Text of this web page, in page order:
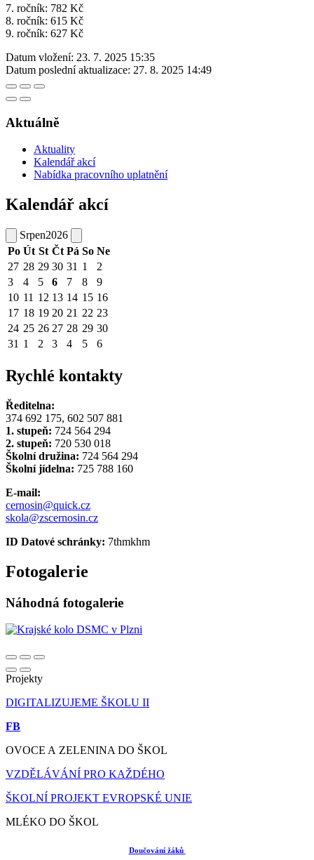
7. ročník: 782 Kč
8. ročník: 615 Kč
9. ročník: 627 Kč
Datum vložení: 23. 7. 2025 15:35
Datum poslední aktualizace: 27. 8. 2025 14:49
Aktuálně
Aktuality
Kalendář akcí
Nabídka pracovního uplatnění
Kalendář akcí
Srpen2026
Po Út St Čt Pá So Ne
27 28 29 30 31 1
2
3
4 5 6 7 8
9
10 11 12 13 14 15 16
17 18 19 20 21 22 23
24 25 26 27 28 29 30
31 1 2 3 4 5 6
Rychlé kontakty
Ředitelna:
374 692 175, 602 507 881
1. stupeň: 724 564 294
2. stupeň: 720 530 018
Školní družina: 724 564 294
Školní jídelna: 725 788 160
E-mail:
cernosin@quick.cz
skola@zscernosin.cz
ID Datové schránky: 7thmkhm
Fotogalerie
Náhodná fotogalerie
Projekty
DIGITALIZUJEME ŠKOLU II
FB
OVOCE A ZELENINA DO ŠKOL
VZDĚLÁVÁNÍ PRO KAŽDÉHO
ŠKOLNÍ PROJEKT EVROPSKÉ UNIE
MLÉKO DO ŠKOL
Doučování žáků